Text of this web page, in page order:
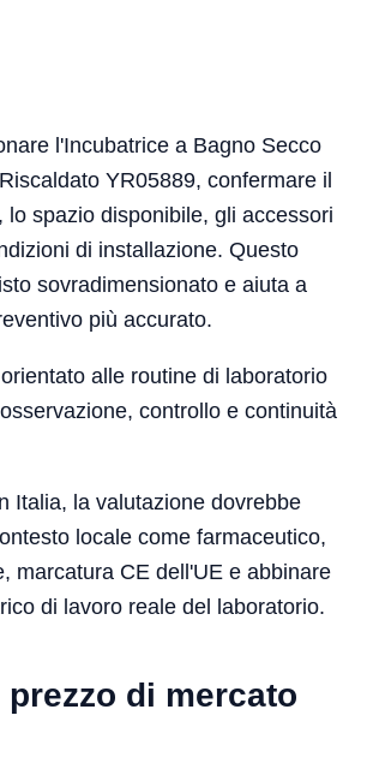
l'Incubatrice a Bagno Secco
YR05889, confermare il
lo spazio disponibile, gli accessori
di installazione. Questo
sovradimensionato e aiuta a
più accurato.
alle routine di laboratorio
controllo e continuità
Italia, la valutazione dovrebbe
locale come farmaceutico,
marcatura CE dell'UE e abbinare
di lavoro reale del laboratorio.
di mercato